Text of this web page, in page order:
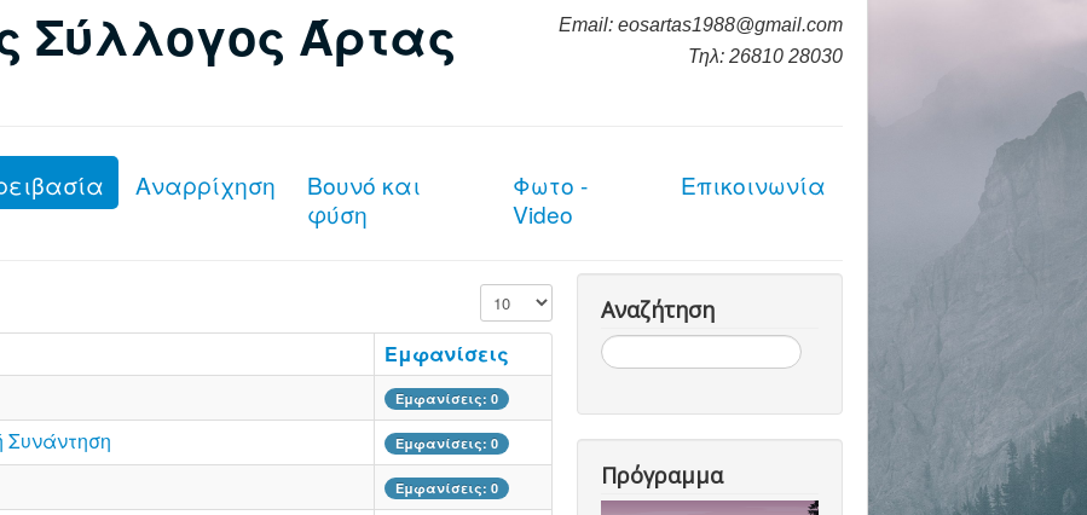
Σύλλογος Άρτας
Email: eosartas1988@gmail.com
Τηλ: 26810 28030
Αναρρίχηση
Βουνό και
φύση
Φωτο -
Video
Επικοινωνία
Εμφάνιση #
Εμφανίσεις
Εμφανίσεις: 0
Συνάντηση Εμφανίσεις: 0
Εμφανίσεις: 0
Αναζήτηση
Αναζήτηση...
Πρόγραμμα